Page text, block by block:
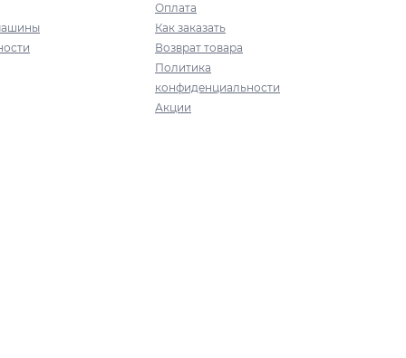
Оплата
Как заказать
Возврат товара
Политика
конфиденциальности
Акции